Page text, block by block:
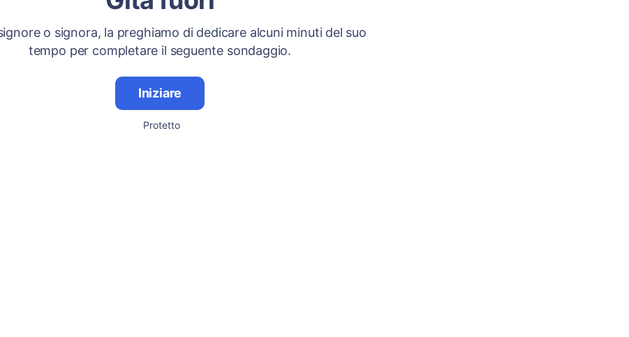
o signora, la preghiamo di dedicare alcuni minuti del suo
tempo per completare il seguente sondaggio.
Iniziare
Protetto